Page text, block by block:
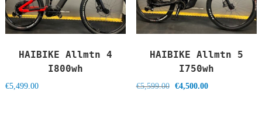
HAIBIKE Allmtn 4
I800wh
€5,499.00
HAIBIKE Allmtn 5
I750wh
€5,599.00
Il
€4,500.00Il